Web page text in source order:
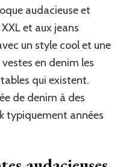
audacieuse et
et aux jeans
un style cool et une
en denim les
qui existent.
de denim à des
typiquement années